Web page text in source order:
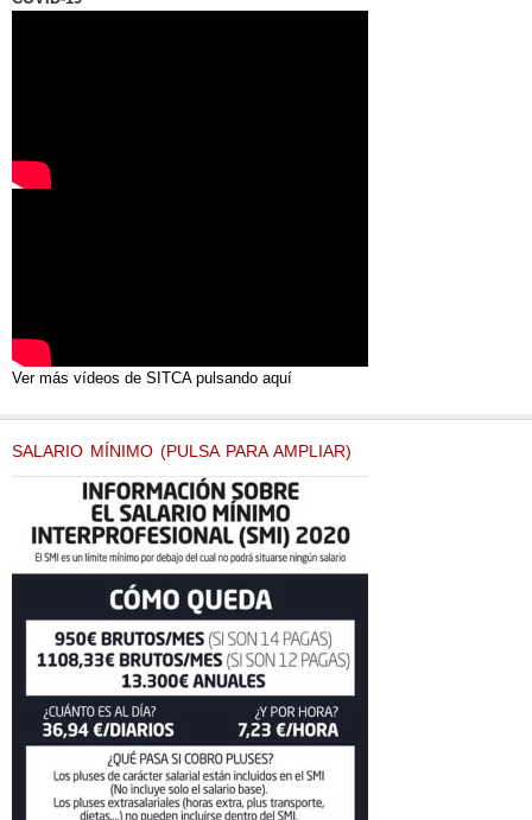
Ver más vídeos de SITCA pulsando aquí
SALARIO MÍNIMO (PULSA PARA AMPLIAR)